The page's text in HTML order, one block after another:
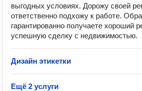
выгодных условиях. Дорожу своей
ответственно подхожу к работе.
гарантированно получаете хороший
успешную сделку с недвижимостью.
Дизайн этикетки
Ещё 2 услуги